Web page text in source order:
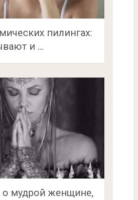
пилингах:
и …
о мудрой женщине,